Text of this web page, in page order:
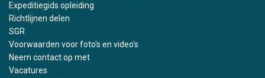
Expeditiegids opleiding
Richtlijnen delen
SGR
Voorwaarden voor foto's en video's
Neem contact op met
Vacatures